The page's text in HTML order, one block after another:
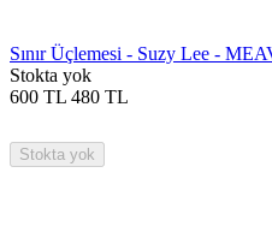
Sınır Üçlemesi - Suzy Lee -
Stokta yok
600 TL 480 TL
Stokta yok